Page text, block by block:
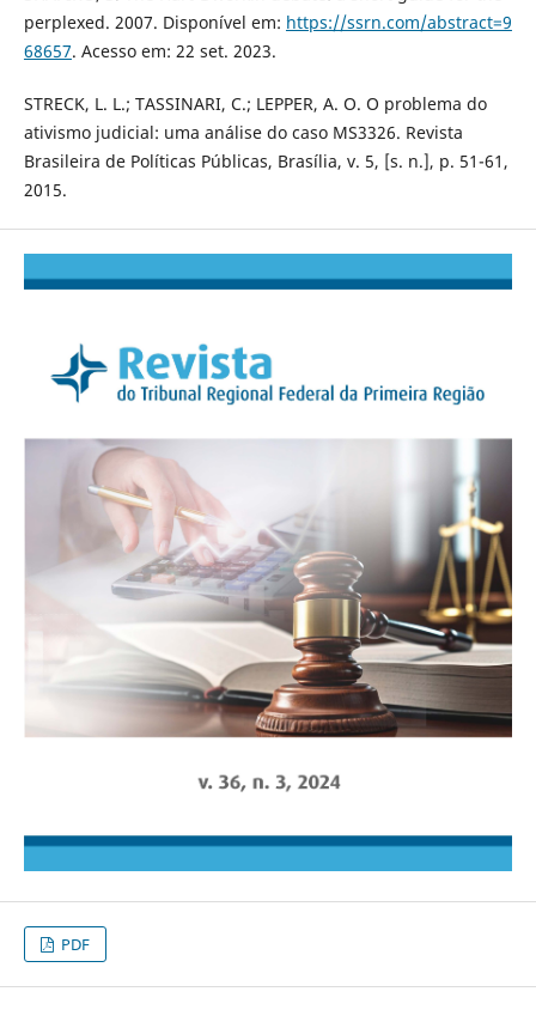
perplexed. 2007. Disponível em: https://ssrn.com/abstract=9
68657. Acesso em: 22 set. 2023.
STRECK, L. L.; TASSINARI, C.; LEPPER, A. O. O problema do
ativismo judicial: uma análise do caso MS3326. Revista
Brasileira de Políticas Públicas, Brasília, v. 5, [s. n.], p. 51-61,
2015.
PDF